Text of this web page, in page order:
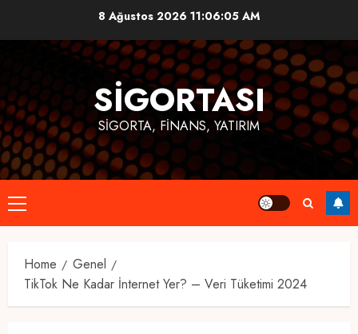
8 Ağustos 2026 11:06:06 AM
SIGORTASI
SIGORTA, FINANS, YATIRIM
Primary
Menu
Home
Genel
TikTok Ne Kadar İnternet Yer? – Veri Tüketimi 2024